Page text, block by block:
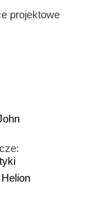
projektowe
Helion